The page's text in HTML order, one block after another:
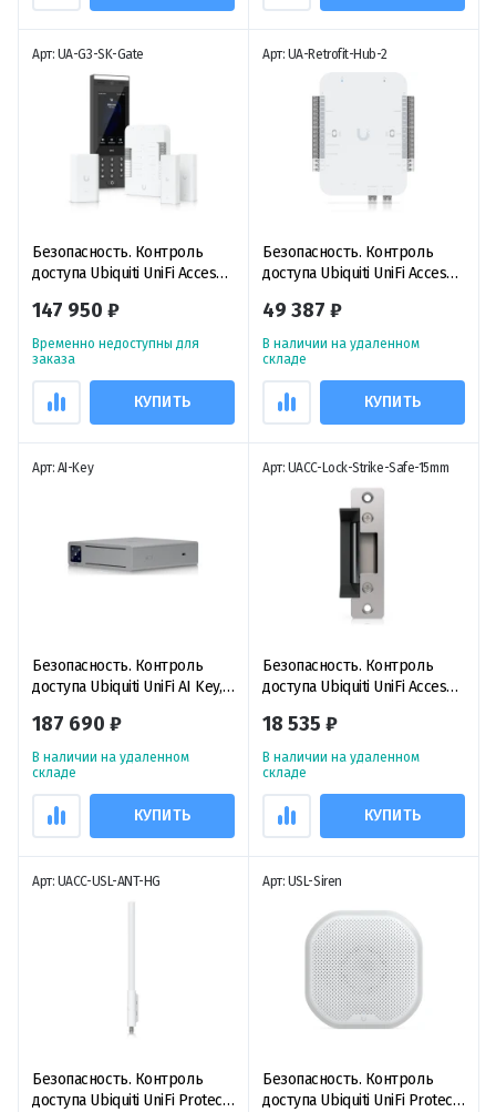
Арт: UA-G3-SK-Gate
Безопасность. Контроль
доступа Ubiquiti UniFi Access
устройств для управления
воротами или шлагбаумом
147 950 ₽
Временно недоступны для
заказа
КУПИТЬ
Арт: UA-Retrofit-Hub-2
Безопасность. Контроль
доступа Ubiquiti UniFi Access
модернизации с питанием от
постоянного тока
49 387 ₽
В наличии на удаленном
складе
КУПИТЬ
Арт: AI-Key
Безопасность. Контроль
доступа Ubiquiti UniFi AI Key,
работы любой системы UniFi
Protect
187 690 ₽
В наличии на удаленном
складе
КУПИТЬ
Арт: UACC-Lock-Strike-Safe-15mm
Безопасность. Контроль
доступа Ubiquiti UniFi Access
электрический замок с
защелкой
18 535 ₽
В наличии на удаленном
складе
КУПИТЬ
Арт: UACC-USL-ANT-HG
Безопасность. Контроль
доступа Ubiquiti UniFi Protect
Арт: USL-Siren
Безопасность. Контроль
доступа Ubiquiti UniFi Protect